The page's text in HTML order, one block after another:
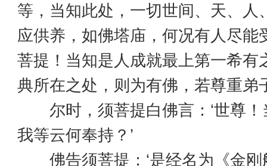
等，当知此处，一切世间、天、人
应供养，如佛塔庙，何况有人尽能
菩提！当知是人成就最上第一希有
典所在之处，则为有佛，若尊重弟
尔时，须菩提白佛言：‘世尊！
我等云何奉持？’
佛告须菩提：‘是经名为《金刚